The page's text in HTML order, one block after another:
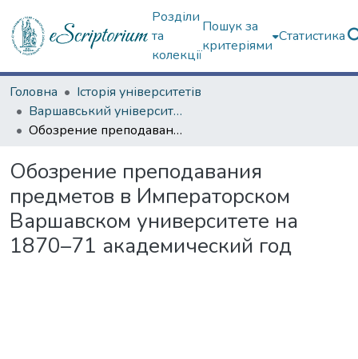
Розділи
та
колекції
Пошук за
критеріями
Статистика
Головна
Історія університетів
Варшавський університет (до 200-річчя)
Обозрение преподавания предметов в Императорском Варшавском университете на 1870–71 академический год
Обозрение преподавания
предметов в Императорском
Варшавском университете на
1870–71 академический год